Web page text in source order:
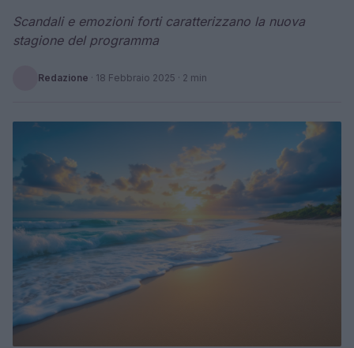
Scandali e emozioni forti caratterizzano la nuova
stagione del programma
Redazione · 18 Febbraio 2025 · 2 min